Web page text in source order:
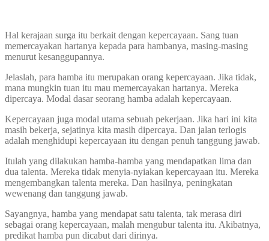
Hal kerajaan surga itu berkait dengan kepercayaan. Sang tuan
memercayakan hartanya kepada para hambanya, masing-masing
menurut kesanggupannya.
Jelaslah, para hamba itu merupakan orang kepercayaan. Jika tidak,
mana mungkin tuan itu mau memercayakan hartanya. Mereka
dipercaya. Modal dasar seorang hamba adalah kepercayaan.
Kepercayaan juga modal utama sebuah pekerjaan. Jika hari ini kita
masih bekerja, sejatinya kita masih dipercaya. Dan jalan terlogis
adalah menghidupi kepercayaan itu dengan penuh tanggung jawab.
Itulah yang dilakukan hamba-hamba yang mendapatkan lima dan
dua talenta. Mereka tidak menyia-nyiakan kepercayaan itu. Mereka
mengembangkan talenta mereka. Dan hasilnya, peningkatan
wewenang dan tanggung jawab.
Sayangnya, hamba yang mendapat satu talenta, tak merasa diri
sebagai orang kepercayaan, malah mengubur talenta itu. Akibatnya,
predikat hamba pun dicabut dari dirinya.